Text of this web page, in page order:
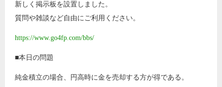
新しく掲示板を設置しました。
質問や雑談など自由にご利用ください。
https://www.go4fp.com/bbs/
■本日の問題
純金積立の場合、円高時に金を売却する方が得である。